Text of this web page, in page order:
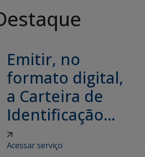
Emitir, no
formato digital,
a Carteira de
Identificação...
Acessar serviço